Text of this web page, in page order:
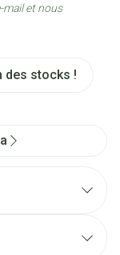
des stocks !
mail et nous